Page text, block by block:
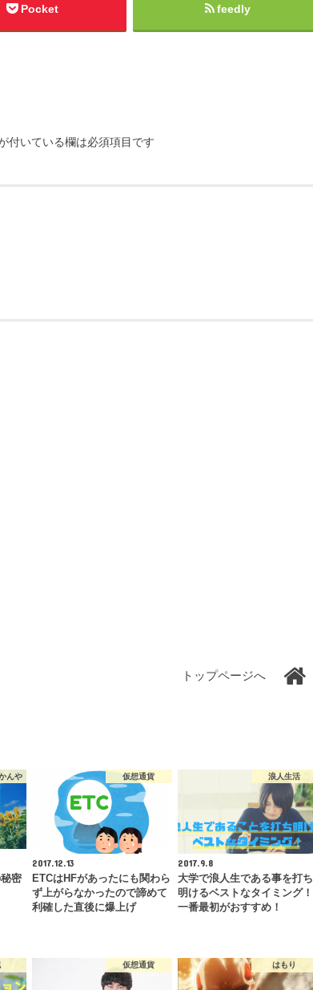
Pocket feedly
付いている欄は必須項目です
トップページへ
んや
密
仮想通貨
2017.12.13
ETCはHFがあったにも関わら
ず上がらなかったので諦めて
利確した直後に爆上げ
浪人生活
2017.9.8
大学で浪人生である事を打ち
明けるベストなタイミング！
一番最初がおすすめ！
仮想通貨 はもり